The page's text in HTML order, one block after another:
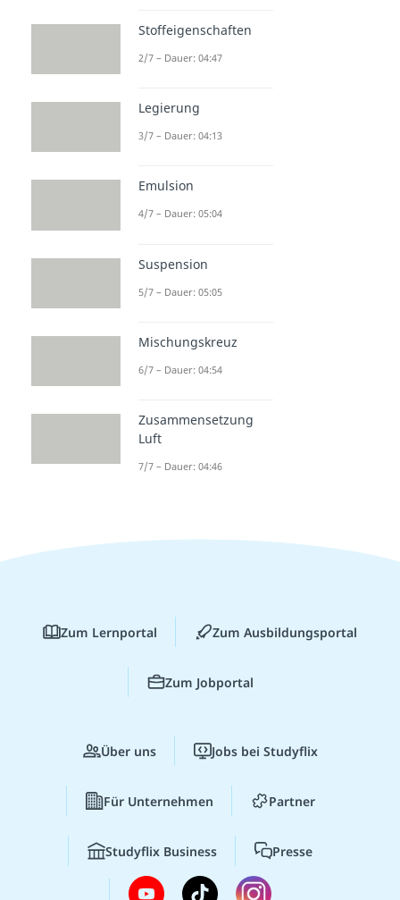
Stoffeigenschaften
2/7 – Dauer: 04:47
Legierung
3/7 – Dauer: 04:13
Emulsion
4/7 – Dauer: 05:04
Suspension
5/7 – Dauer: 05:05
Mischungskreuz
6/7 – Dauer: 04:54
Zusammensetzung
Luft
7/7 – Dauer: 04:46
Zum Lernportal Zum Ausbildungsportal
Zum Jobportal
Über uns Jobs bei Studyflix
Für Unternehmen Partner
Studyflix Business Presse